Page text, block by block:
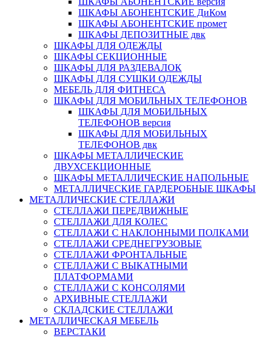
ШКАФЫ АБОНЕНТСКИЕ ДиКом
ШКАФЫ АБОНЕНТСКИЕ промет
ШКАФЫ ДЕПОЗИТНЫЕ двк
ШКАФЫ ДЛЯ ОДЕЖДЫ
ШКАФЫ СЕКЦИОННЫЕ
ШКАФЫ ДЛЯ РАЗДЕВАЛОК
ШКАФЫ ДЛЯ СУШКИ ОДЕЖДЫ
МЕБЕЛЬ ДЛЯ ФИТНЕСА
ШКАФЫ ДЛЯ МОБИЛЬНЫХ ТЕЛЕФОНОВ
ШКАФЫ ДЛЯ МОБИЛЬНЫХ
ТЕЛЕФОНОВ версия
ШКАФЫ ДЛЯ МОБИЛЬНЫХ
ТЕЛЕФОНОВ двк
ШКАФЫ МЕТАЛЛИЧЕСКИЕ
ДВУХСЕКЦИОННЫЕ
ШКАФЫ МЕТАЛЛИЧЕСКИЕ НАПОЛЬНЫЕ
МЕТАЛЛИЧЕСКИЕ ГАРДЕРОБНЫЕ ШКАФЫ
МЕТАЛЛИЧЕСКИЕ СТЕЛЛАЖИ
СТЕЛЛАЖИ ПЕРЕДВИЖНЫЕ
СТЕЛЛАЖИ ДЛЯ КОЛЕС
СТЕЛЛАЖИ С НАКЛОННЫМИ ПОЛКАМИ
СТЕЛЛАЖИ СРЕДНЕГРУЗОВЫЕ
СТЕЛЛАЖИ ФРОНТАЛЬНЫЕ
СТЕЛЛАЖИ С ВЫКАТНЫМИ
ПЛАТФОРМАМИ
СТЕЛЛАЖИ С КОНСОЛЯМИ
АРХИВНЫЕ СТЕЛЛАЖИ
СКЛАДСКИЕ СТЕЛЛАЖИ
МЕТАЛЛИЧЕСКАЯ МЕБЕЛЬ
ВЕРСТАКИ